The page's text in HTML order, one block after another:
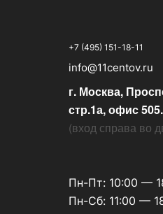
+7 (495) 151-18-11
info@11centov.ru
г. Москва,
стр.1а, офис 505.
(вход справа во
Пн-Пт: 10:00 —
Пн-Сб: 11:00 —